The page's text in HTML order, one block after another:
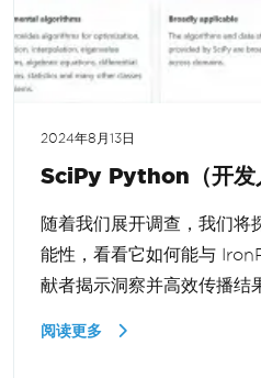
2024年8月13日
SciPy Python（开发
随着我们展开调查，我们
能性，看看它如何能与
献者揭示洞察并高效传播结
阅读更多